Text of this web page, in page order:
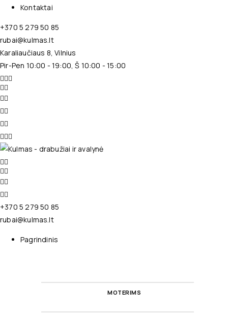
Kontaktai
+370 5 279 50 85
rubai@kulmas.lt
Karaliaučiaus 8, Vilnius
Pir-Pen 10:00 - 19:00, Š 10:00 - 15:00
+370 5 279 50 85
rubai@kulmas.lt
Pagrindinis
MOTERIMS